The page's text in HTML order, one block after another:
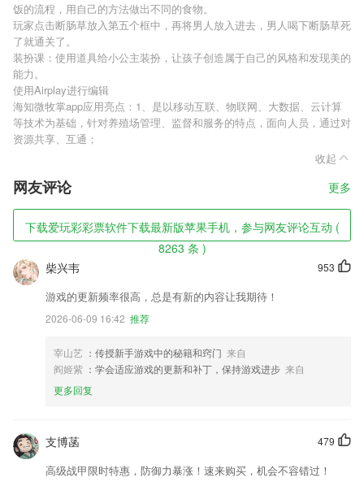
饭的流程，用自己的方法做出不同的食物。
玩家点击断肠草放入第五个框中，再将男人放入进去，男人喝下断肠草死
了就通关了。
装扮课：使用道具给小公主装扮，让孩子创造属于自己的风格和发现美的
能力。
使用Airplay进行编辑
海知微牧掌app应用亮点：1、是以移动互联、物联网、大数据、云计算
等技术为基础，针对养殖场管理、监督和服务的特点，面向人员，通过对
资源共享、互通；
收起
网友评论 更多
下载爱玩彩彩票软件下载最新版苹果手机，参与网友评论互动 (
8263 条 )
953
柴兴韦
游戏的更新频率很高，总是有新的内容让我期待！
2026-06-09 16:42 推荐
宰山艺 ：传授新手游戏中的秘籍和窍门 来自
阎姬紫 ：学会适应游戏的更新和补丁，保持游戏进步 来自
更多回复
479
支博菡
高级战甲限时特惠，防御力暴涨！速来购买，机会不容错过！